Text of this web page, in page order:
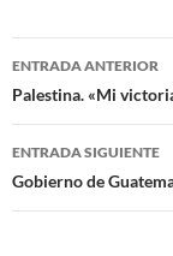
de
entradas
ENTRADA ANTERIOR
Palestina. «Mi
ENTRADA SIGUIENTE
Gobierno de